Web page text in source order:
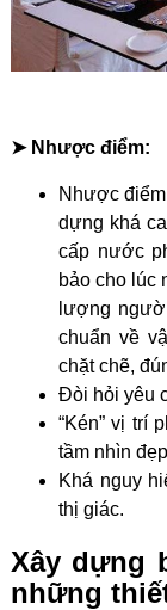
➤ Nhược điểm:
Nhược
dựng khá
cấp nước
bảo cho lúc
lượng
chuẩn về
chặt chẽ,
Đòi hỏi yêu
“Kén” vị trí
tầm nhìn
Khá nguy
thị giác.
Xây dựng
những